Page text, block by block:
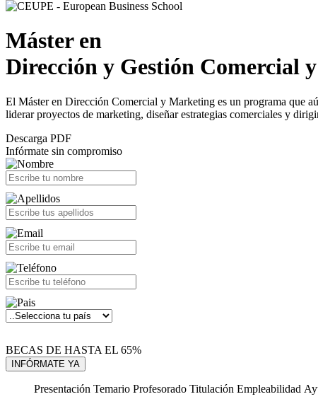
Máster en
Dirección y Gestión Comercial
El Máster en Dirección Comercial y Marketing es un programa que
liderar proyectos de marketing, diseñar estrategias comerciales y
Descarga PDF
Infórmate sin compromiso
BECAS DE HASTA EL 65%
Presentación Temario Profesorado Titulación Empleabilidad